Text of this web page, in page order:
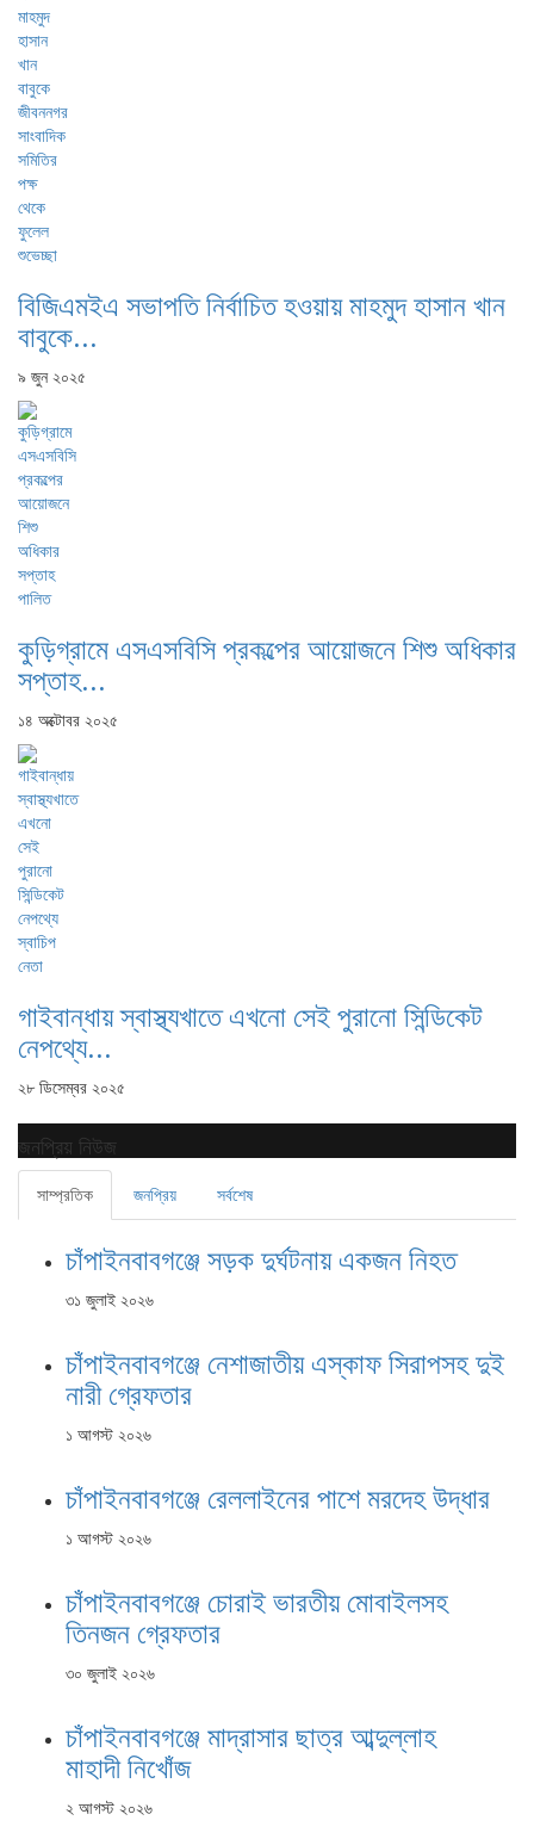
বিজিএমইএ সভাপতি নির্বাচিত হওয়ায় মাহমুদ হাসান খান
বাবুকে...
৯ জুন ২০২৫
কুড়িগ্রামে এসএসবিসি প্রকল্পের আয়োজনে শিশু অধিকার
সপ্তাহ...
১৪ অক্টোবর ২০২৫
গাইবান্ধায় স্বাস্থ্যখাতে এখনো সেই পুরানো সিন্ডিকেট
নেপথ্যে...
২৮ ডিসেম্বর ২০২৫
জনপ্রিয় নিউজ
সাম্প্রতিক জনপ্রিয় সর্বশেষ
চাঁপাইনবাবগঞ্জে সড়ক দুর্ঘটনায় একজন নিহত
৩১ জুলাই ২০২৬
চাঁপাইনবাবগঞ্জে নেশাজাতীয় এস্কাফ সিরাপসহ দুই
নারী গ্রেফতার
১ আগস্ট ২০২৬
চাঁপাইনবাবগঞ্জে রেললাইনের পাশে মরদেহ উদ্ধার
১ আগস্ট ২০২৬
চাঁপাইনবাবগঞ্জে চোরাই ভারতীয় মোবাইলসহ
তিনজন গ্রেফতার
৩০ জুলাই ২০২৬
চাঁপাইনবাবগঞ্জে মাদ্রাসার ছাত্র আব্দুল্লাহ
মাহাদী নিখোঁজ
২ আগস্ট ২০২৬